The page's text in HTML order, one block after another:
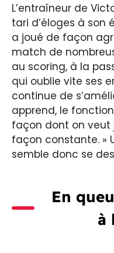
L’entraîneur de
tari d’éloges à son
a joué de façon
match de
au scoring, à la
qui oublie vite ses
continue de
apprend, le
façon dont on veut
façon constante. »
semble donc se
En
à